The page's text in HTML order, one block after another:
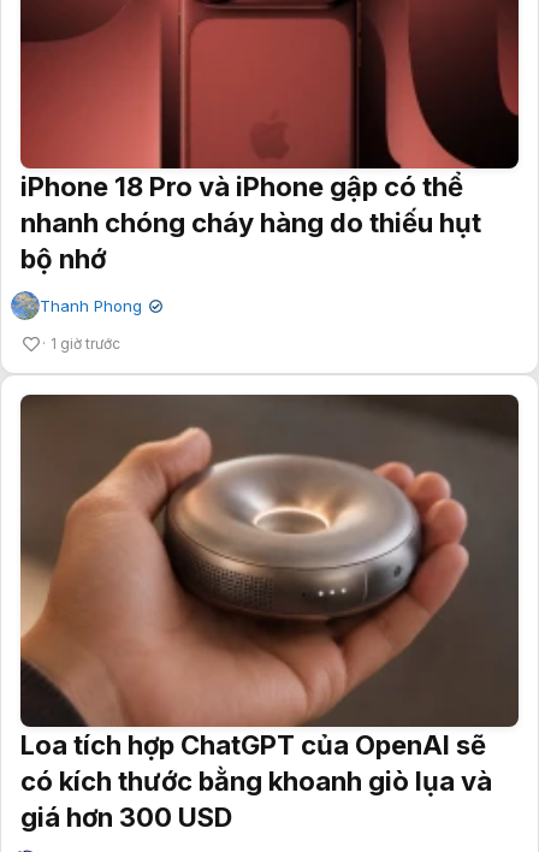
iPhone 18 Pro và iPhone gập có thể
nhanh chóng cháy hàng do thiếu hụt
bộ nhớ
Thanh Phong ✔
1 giờ trước
Loa tích hợp ChatGPT của OpenAI sẽ
có kích thước bằng khoanh giò lụa và
giá hơn 300 USD